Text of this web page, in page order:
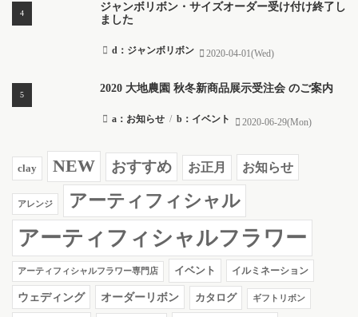
ジャンボリボン・サイズオーダー受け付け終了し
ました
2020-04-01(Wed)
d：ジャンボリボン
2020 大地農園 秋冬新商品展示受注会 のご案内
2020-06-29(Mon)
a：お知らせ / b：イベント
clay NEW おすすめ お正月 お知らせ
アレンジ アーティフィシャル
アーティフィシャルフラワー
アーティフィシャルフラワー専門店 イベント イルミネーション
ウェディング オーダーリボン カタログ ギフトリボン